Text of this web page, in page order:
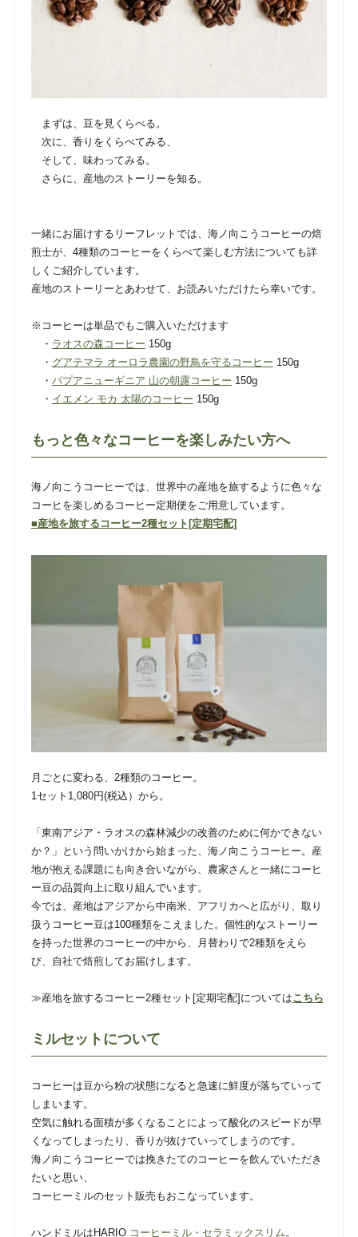
まずは、豆を見くらべる。
次に、香りをくらべてみる、
そして、味わってみる。
さらに、産地のストーリーを知る。
一緒にお届けするリーフレットでは、海ノ向こうコーヒーの焙
煎士が、4種類のコーヒーをくらべて楽しむ方法についても詳
しくご紹介しています。
産地のストーリーとあわせて、お読みいただけたら幸いです。
※コーヒーは単品でもご購入いただけます
・ ラオスの森コーヒー 150g
・ グアテマラ オーロラ農園の野鳥を守るコーヒー 150g
・ パプアニューギニア 山の朝露コーヒー 150g
・ イエメン モカ 太陽のコーヒー 150g
もっと色々なコーヒーを楽しみたい方へ
海ノ向こうコーヒーでは、世界中の産地を旅するように色々な
コーヒを楽しめるコーヒー定期便をご用意しています。
■産地を旅するコーヒー2種セット[定期宅配]
月ごとに変わる、2種類のコーヒー。
1セット1,080円(税込）から。
「東南アジア・ラオスの森林減少の改善のために何かできない
か？」という問いかけから始まった、海ノ向こうコーヒー。産
地が抱える課題にも向き合いながら、農家さんと一緒にコーヒ
ー豆の品質向上に取り組んでいます。
今では、産地はアジアから中南米、アフリカへと広がり、取り
扱うコーヒー豆は100種類をこえました。個性的なストーリー
を持った世界のコーヒーの中から、月替わりで2種類をえら
び、自社で焙煎してお届けします。
≫産地を旅するコーヒー2種セット[定期宅配]についてはこちら
ミルセットについて
コーヒーは豆から粉の状態になると急速に鮮度が落ちていって
しまいます。
空気に触れる面積が多くなることによって酸化のスピードが早
くなってしまったり、香りが抜けていってしまうのです。
海ノ向こうコーヒーでは挽きたてのコーヒーを飲んでいただき
たいと思い、
コーヒーミルのセット販売もおこなっています。
ハンドミルはHARIO コーヒーミル・セラミックスリム。